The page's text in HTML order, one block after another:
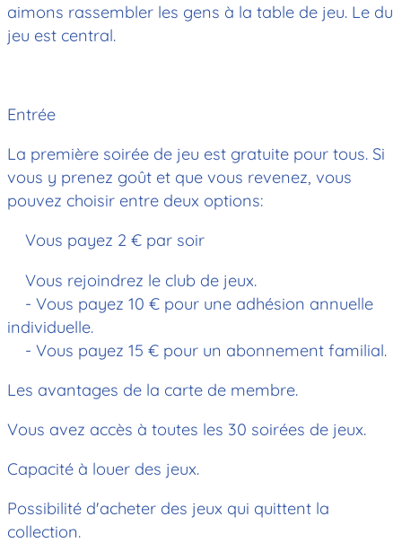
aimons rassembler les gens à la table de jeu. Le du
jeu est central.
Entrée
La première soirée de jeu est gratuite pour tous. Si
vous y prenez goût et que vous revenez, vous
pouvez choisir entre deux options:
Vous payez 2 € par soir
Vous rejoindrez le club de jeux.
- Vous payez 10 € pour une adhésion annuelle
individuelle.
- Vous payez 15 € pour un abonnement familial.
Les avantages de la carte de membre.
Vous avez accès à toutes les 30 soirées de jeux.
Capacité à louer des jeux.
Possibilité d'acheter des jeux qui quittent la
collection.